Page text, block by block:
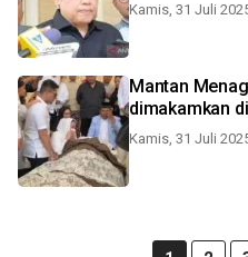
Kamis, 31 Juli
Mantan
dimakamkan
Kamis, 31 Juli